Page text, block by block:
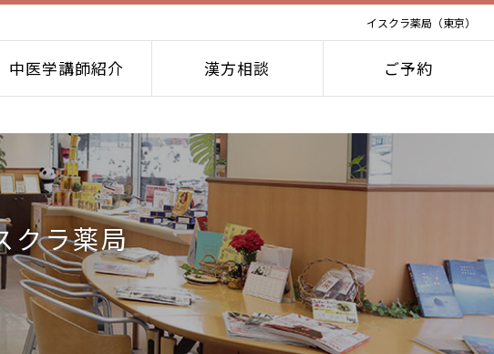
イスクラ薬局（東京）
中医学講師紹介 漢方相談 ご予約
クラ薬局